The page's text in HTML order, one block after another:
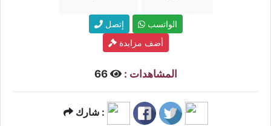
إتصل
الواتسب
أضف مزايدة
المشاهدات : 66
شارك :